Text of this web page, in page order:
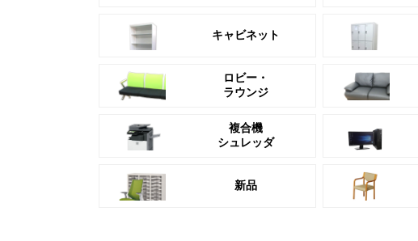
キャビネット
ロビー・
ラウンジ
複合機
シュレッダ
新品